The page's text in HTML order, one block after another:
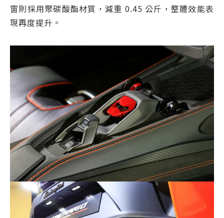
窗則採用聚碳酸酯材質，減重 0.45 公斤，整體效能表
現再度提升。